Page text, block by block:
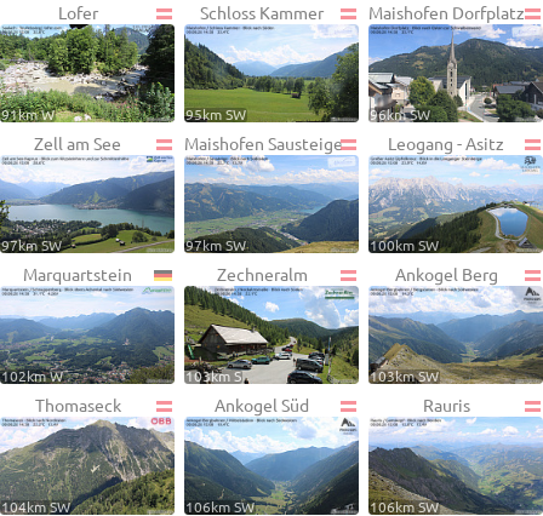
Lofer
91km W
Schloss Kammer
95km SW
Maishofen Dorfplatz
96km SW
Zell am See
97km SW
Maishofen Sausteige
97km SW
Leogang - Asitz
100km SW
Marquartstein
102km W
Zechneralm
103km S
Ankogel Berg
103km SW
Thomaseck
104km SW
Ankogel Süd
106km SW
Rauris
106km SW